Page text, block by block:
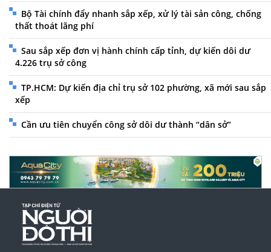
Bộ Tài chính đẩy nhanh sắp xếp, xử lý tài sản công, chống
thất thoát lãng phí
Sau sắp xếp đơn vị hành chính cấp tỉnh, dự kiến dôi dư
4.226 trụ sở công
TP.HCM: Dự kiến địa chỉ trụ sở 102 phường, xã mới sau sắp
xếp
Cần ưu tiên chuyển công sở dôi dư thành “dân sở”